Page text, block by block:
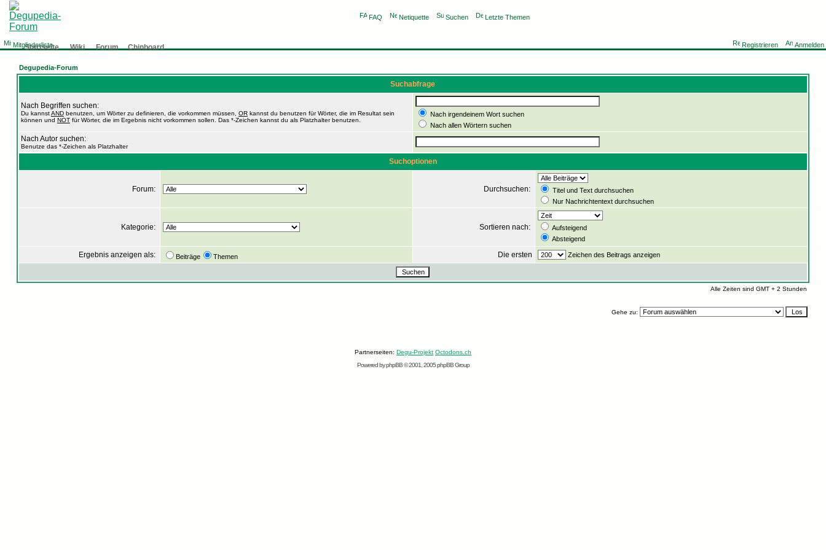
FAQ Netiquette Suchen Letzte Themen
Mitgliederliste Registrieren Anmelden
Startseite Wiki Forum Chinboard
Degupedia-Forum
Suchabfrage
Nach Begriffen suchen:
Du kannstANDbenutzen, um Wörter zu definieren, die vorkommen müssen, ORkannst du benutzen für Wörter, die im Resultat sein
können und NOTfür Wörter, die im Ergebnis nicht vorkommen sollen. Das *-Zeichen kannst du als Platzhalter benutzen.
Nach irgendeinem Wort suchen
Nach allen Wörtern suchen
Nach Autor suchen:
Benutze das *-Zeichen als Platzhalter
Suchoptionen
Forum: Durchsuchen:
Titel und Text durchsuchen
Nur Nachrichtentext durchsuchen
Kategorie: Sortieren nach:
Aufsteigend
Absteigend
Ergebnis anzeigen als: Beiträge Themen Die ersten Zeichen des Beitrags anzeigen
Alle Zeiten sind GMT + 2 Stunden
Gehe zu:
Partnerseiten: Degu-Projekt Octodons.ch
Powered byphpBB© 2001, 2005 phpBB Group